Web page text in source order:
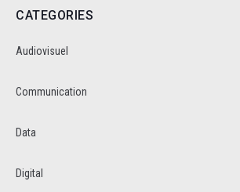
CATEGORIES
Audiovisuel
Communication
Data
Digital